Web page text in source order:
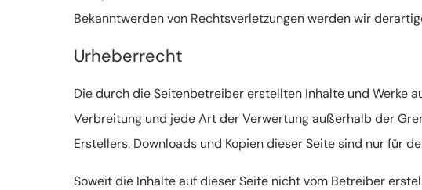
Bekanntwerden von Rechtsverletzungen werden wir
Urheberrecht
Die durch die Seitenbetreiber erstellten Inhalte und Werke
Verbreitung und jede Art der Verwertung außerhalb der
Erstellers. Downloads und Kopien dieser Seite sind nur für
Soweit die Inhalte auf dieser Seite nicht vom Betreiber